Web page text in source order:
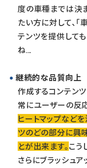
度の車種までは決
たい方に対して、
テンツを提供して
ね...
継続的な品質向上
作成するコンテン
常にユーザーの反
ヒートマップなど
ツのどの部分に興
とが出来ます。 こう
さらにブラッシュ